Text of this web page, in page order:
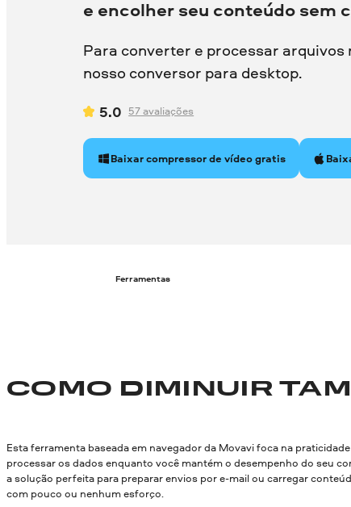
e encolher seu conteúdo sem
Para converter e processar
nosso conversor para desktop.
5.0 57 avaliações
Baixar compressor de vídeo gratis
Ferramentas
COMO DIMINUIR
Esta ferramenta baseada em navegador da Movavi foca na
processar os dados enquanto você mantém o desempenho do seu
a solução perfeita para preparar envios por e-mail ou carregar
com pouco ou nenhum esforço.